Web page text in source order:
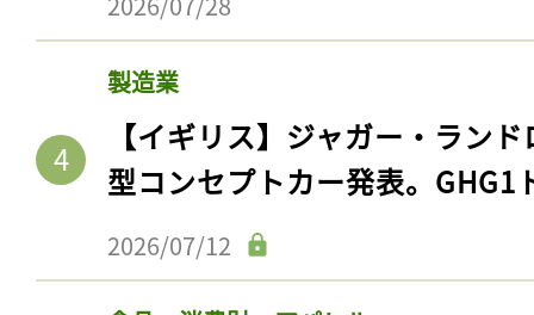
製造業
【イギリス】ジャガー・ラン
型コンセプトカー発表。GHG1
2026/07/12